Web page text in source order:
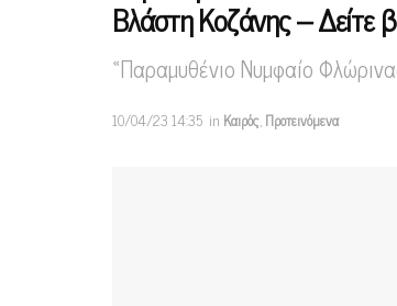
Βλάστη Κοζάνης – Δείτε
«Παραμυθένιο Νυμφαίο
10/04/23 14:35 in Καιρός,Προτεινόμενα